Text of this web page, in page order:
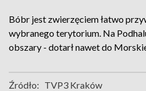
Bóbr jest zwierzęciem łatwo
wybranego terytorium. Na
obszary - dotarł nawet do
Źródło: TVP3 Kraków